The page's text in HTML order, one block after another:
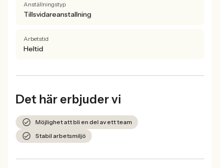
Anställningstyp
Tillsvidareanstallning
Arbetstid
Heltid
Det här erbjuder vi
Möjlighet att bli en del av ett team
Stabil arbetsmiljö